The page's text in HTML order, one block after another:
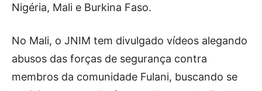
Nigéria, Mali e Burkina Faso.
No Mali, o JNIM tem divulgado vídeos alegando
abusos das forças de segurança contra
membros da comunidade Fulani, buscando se